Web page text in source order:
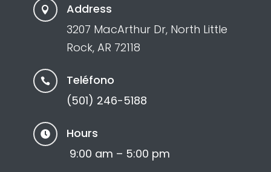

Address
3207 MacArthur Dr, North Little
Rock, AR 72118

Teléfono
(501) 246-5188

Hours
9:00 am – 5:00 pm